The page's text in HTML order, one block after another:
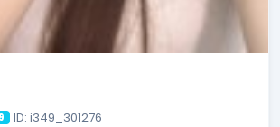
ID: i349_301276